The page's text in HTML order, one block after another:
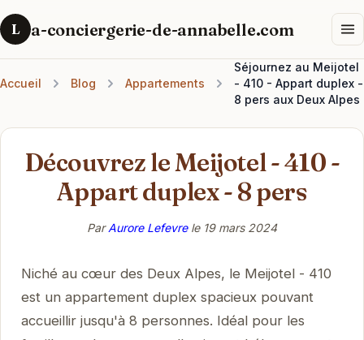
L a-conciergerie-de-annabelle.com
Accueil Blog Appartements
Séjournez au Meijotel
- 410 - Appart duplex -
8 pers aux Deux Alpes
Découvrez le Meijotel - 410 -
Appart duplex - 8 pers
ParAurore Lefevrele 19 mars 2024
Niché au cœur des Deux Alpes, le Meijotel - 410
est un appartement duplex spacieux pouvant
accueillir jusqu'à 8 personnes. Idéal pour les